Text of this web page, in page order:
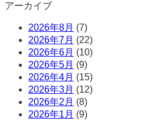
アーカイブ
2026年8月 (7)
2026年7月 (22)
2026年6月 (10)
2026年5月 (9)
2026年4月 (15)
2026年3月 (12)
2026年2月 (8)
2026年1月 (9)